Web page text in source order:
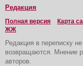
Редакция
Полная версия Карта
ЖЖ
Редакция в переписку
возвращаются. Мнение
авторов.